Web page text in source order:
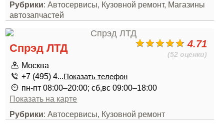
Рубрики: Автосервисы, Кузовной ремонт, Магазины
автозапчастей
4.71
(52 оценки)
Спрэд ЛТД
Москва
+7 (495) 4...Показать телефон
пн-пт 08:00–20:00; сб,вс 09:00–18:00
Показать на карте
Рубрики: Автосервисы, Кузовной ремонт